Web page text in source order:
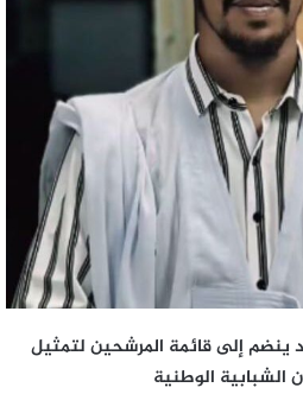
ينضم إلى قائمة المرشحين لتمثيل
الشبابية الوطنية